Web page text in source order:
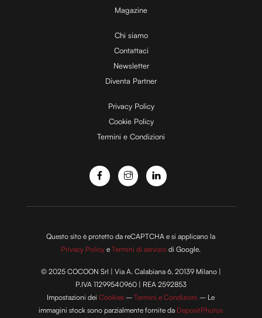
i
d
e
o
Magazine
Chi siamo
Contattaci
Newsletter
Diventa Partner
Privacy Policy
Cookie Policy
Termini e Condizioni
Questo sito è protetto da reCAPTCHA e si applicano la
Privacy Policy eTermini di servizio di Google.
© 2025 COCOON Srl | Via A. Calabiana 6, 20139 Milano |
P.IVA 11299540960 | REA 2592853
Impostazioni deiCookies –Termini e Condizioni – Le
immagini stock sono parzialmente fornite da DepositPhotos